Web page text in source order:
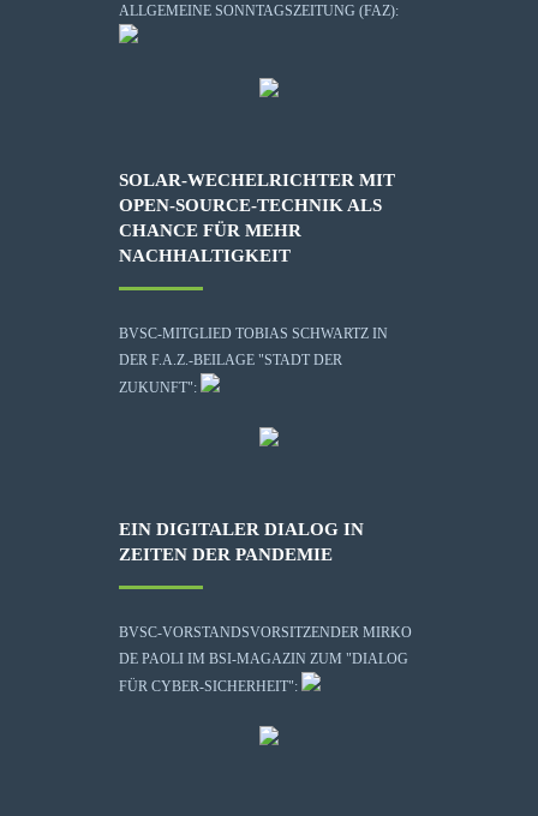
ALLGEMEINE SONNTAGSZEITUNG (FAZ):
SOLAR-WECHELRICHTER MIT
OPEN-SOURCE-TECHNIK ALS
CHANCE FÜR MEHR
NACHHALTIGKEIT
BVSC-MITGLIED TOBIAS SCHWARTZ IN
DER F.A.Z.-BEILAGE "STADT DER
ZUKUNFT":
EIN DIGITALER DIALOG IN
ZEITEN DER PANDEMIE
BVSC-VORSTANDSVORSITZENDER MIRKO
DE PAOLI IM BSI-MAGAZIN ZUM "DIALOG
FÜR CYBER-SICHERHEIT":